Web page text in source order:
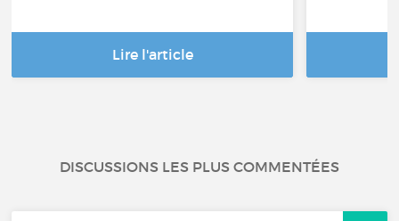
Lire l'article
DISCUSSIONS LES PLUS COMMENTÉES